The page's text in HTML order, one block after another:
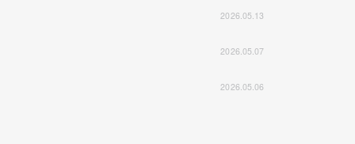
2026.05.13
2026.05.07
2026.05.06